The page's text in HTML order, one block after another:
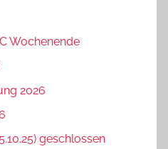
Wochenende
2026
geschlossen